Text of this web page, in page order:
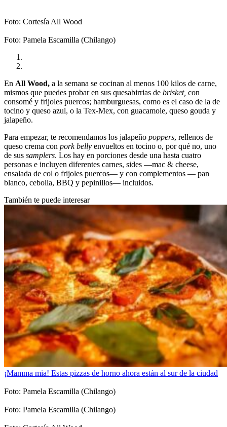
Foto: Cortesía All Wood
Foto: Pamela Escamilla (Chilango)
En All Wood, a la semana se cocinan al menos 100 kilos de carne,
mismos que puedes probar en sus quesabirrias de brisket, con
consomé y frijoles puercos; hamburguesas, como es el caso de la de
tocino y queso azul, o la Tex-Mex, con guacamole, queso gouda y
jalapeño.
Para empezar, te recomendamos los jalapeño poppers, rellenos de
queso crema con pork belly envueltos en tocino o, por qué no, uno
de sus samplers. Los hay en porciones desde una hasta cuatro
personas e incluyen diferentes carnes, sides —mac & cheese,
ensalada de col o frijoles puercos— y con complementos — pan
blanco, cebolla, BBQ y pepinillos— incluidos.
También te puede interesar
¡Mamma mia! Estas pizzas de horno ahora están al sur de la ciudad
Foto: Pamela Escamilla (Chilango)
Foto: Pamela Escamilla (Chilango)